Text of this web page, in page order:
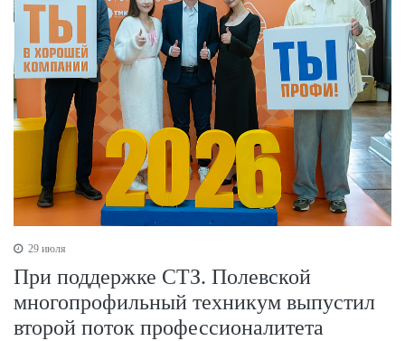
29 июля
При поддержке СТЗ. Полевской
многопрофильный техникум выпустил
второй поток профессионалитета